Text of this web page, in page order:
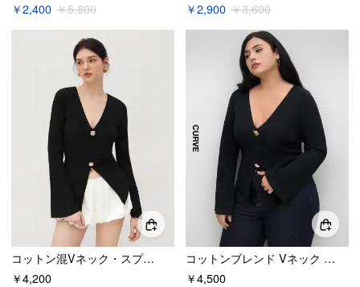
￥2,400 ￥5,800
￥2,900 ￥3,600
コットン混Vネック・スプリット・ロングスリーブ・トップス
￥4,200
コットンブレンド Vネック スプリット ロングスリーブ トップ カーブ&プラス
￥4,500